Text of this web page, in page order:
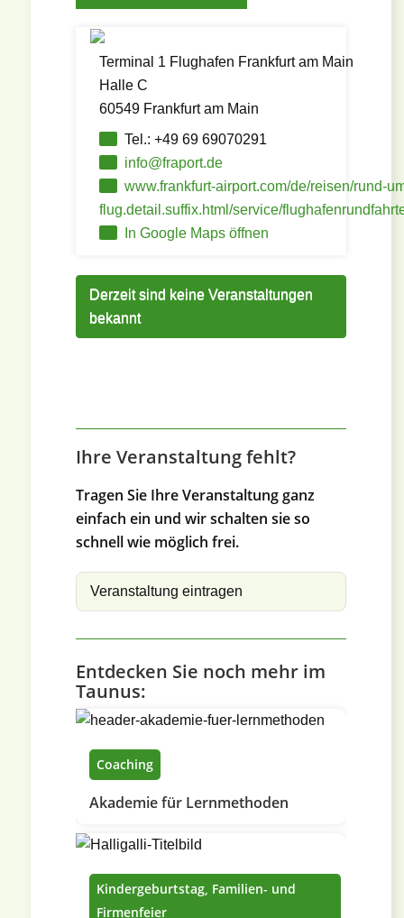
Terminal 1 Flughafen Frankfurt am Main
Halle C
60549 Frankfurt am Main
Tel.: +49 69 69070291
info@fraport.de
www.frankfurt-airport.com/de/reisen/rund-
flug.detail.suffix.html/service/
In Google Maps öffnen
Derzeit sind keine Veranstaltungen
bekannt
Ihre Veranstaltung fehlt?
Tragen Sie Ihre Veranstaltung ganz
einfach ein und wir schalten sie so
schnell wie möglich frei.
Veranstaltung eintragen
Entdecken Sie noch mehr im
Taunus:
Coaching
Akademie für Lernmethoden
Kindergeburtstag, Familien- und
Firmenfeier